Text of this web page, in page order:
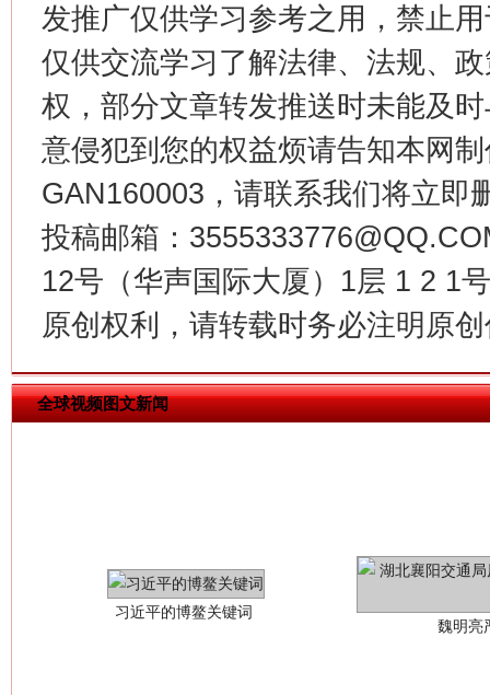
发推广仅供学习参考之用，禁止
仅供交流学习了解法律、法规、
权，部分文章转发推送时未能及
意侵犯到您的权益烦请告知本网
GAN160003，请联系我们将立即
投稿邮箱：
12号（华声国际大厦）1层 1 2 1
原创权利，请转载时务必注明原
全球视频图文新闻
在谋一域中谋全局
今